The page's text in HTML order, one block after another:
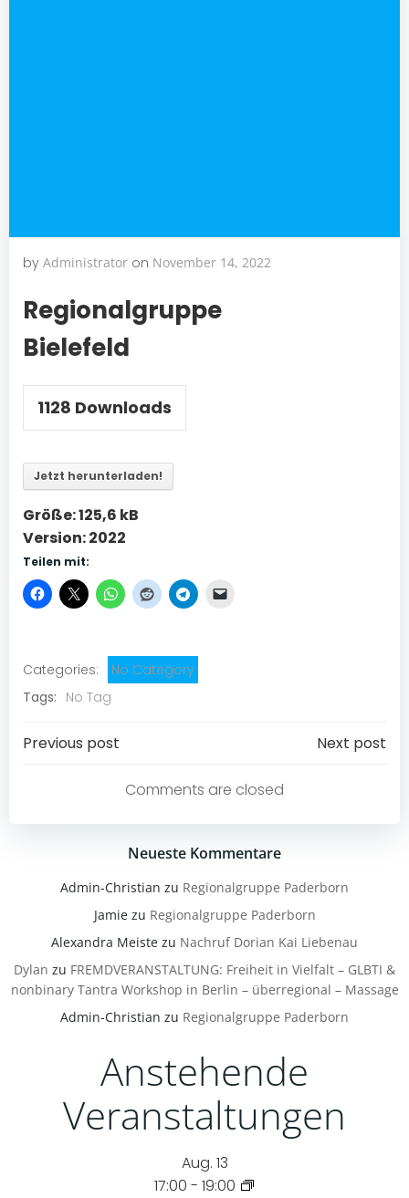
by Administrator on November 14, 2022
Regionalgruppe
Bielefeld
1128 Downloads
Jetzt herunterladen!
Größe:125,6 kB
Version:2022
Teilen mit:
Categories:
No Category
Tags: No Tag
Post
navigation
Previous post
navigation
Next post
Comments are closed
Neueste Kommentare
Admin-Christian zu Regionalgruppe Paderborn
Jamiezu Regionalgruppe Paderborn
Alexandra Meiste zu Nachruf Dorian Kai Liebenau
Dylan zu FREMDVERANSTALTUNG: Freiheit in Vielfalt – GLBTI &
nonbinary Tantra Workshop in Berlin – überregional – Massage
Admin-Christian zu Regionalgruppe Paderborn
Anstehende
Veranstaltungen
Aug. 13
17:00 - 19:00